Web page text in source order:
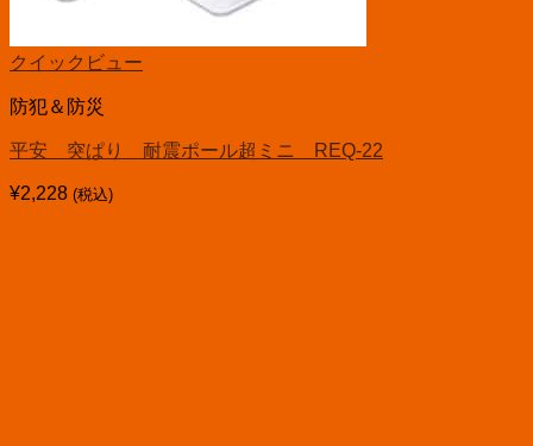
クイックビュー
防犯＆防災
平安 突ぱり 耐震ポール超ミニ REQ-22
¥2,228 (税込)